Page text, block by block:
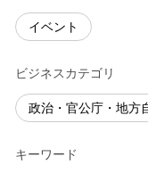
イベント
ビジネスカテゴリ
政治・官公庁・地方
キーワード